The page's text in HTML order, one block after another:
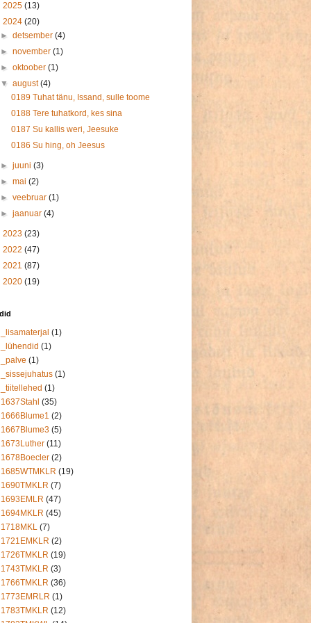
2025 (13)
2024 (20)
►detsember(4)
►november(1)
►oktoober(1)
▼august(4)
0189 Tuhat tänu, Issand, sulle toome
0188 Tere tuhatkord, kes sina
0187 Su kallis weri, Jeesuke
0186 Su hing, oh Jeesus
►juuni(3)
►mai(2)
►veebruar(1)
►jaanuar(4)
2023 (23)
2022 (47)
2021 (87)
2020 (19)
_lisamaterjal (1)
_lühendid (1)
_palve (1)
_sissejuhatus (1)
_tiitellehed (1)
1637Stahl (35)
1666Blume1 (2)
1667Blume3 (5)
1673Luther (11)
1678Boecler (2)
1685WTMKLR (19)
1690TMKLR (7)
1693EMLR (47)
1694MKLR (45)
1718MKL (7)
1721EMKLR (2)
1726TMKLR (19)
1743TMKLR (3)
1766TMKLR (36)
1773EMRLR (1)
1783TMKLR (12)